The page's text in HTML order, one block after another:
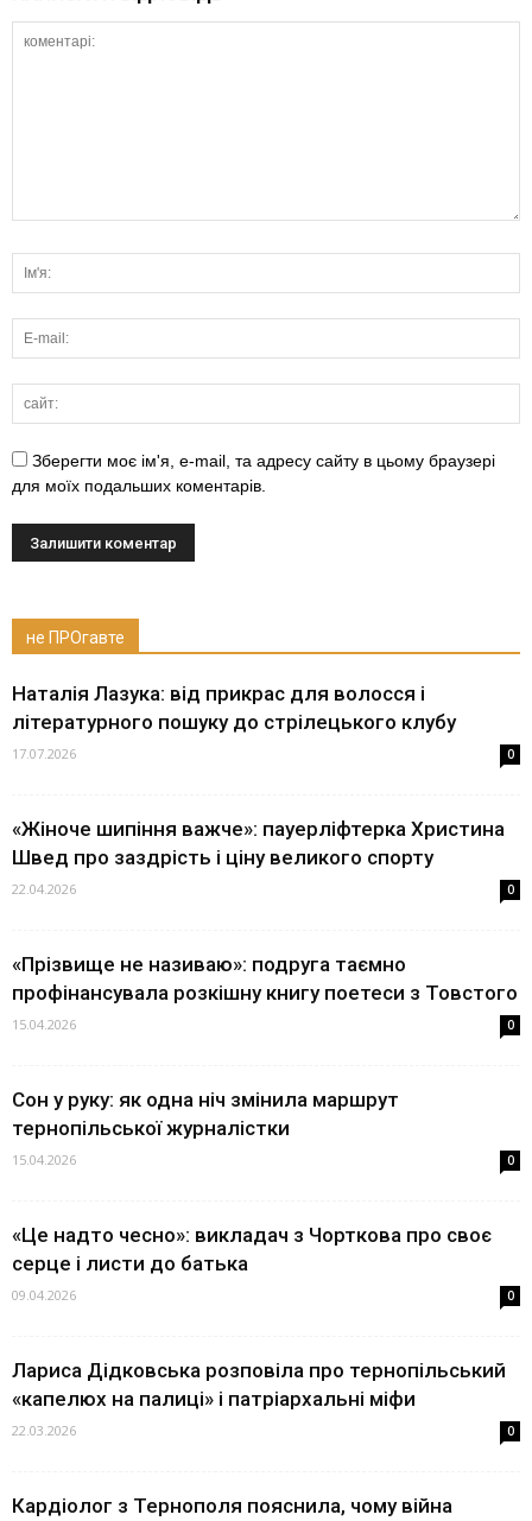
Зберегти моє ім'я, e-mail, та адресу сайту в цьому браузері
для моїх подальших коментарів.
не ПРОгавте
Наталія Лазука: від прикрас для волосся і
літературного пошуку до стрілецького клубу
17.07.2026 0
«Жіноче шипіння важче»: пауерліфтерка Христина
Швед про заздрість і ціну великого спорту
22.04.2026 0
«Прізвище не називаю»: подруга таємно
профінансувала розкішну книгу поетеси з Товстого
15.04.2026 0
Сон у руку: як одна ніч змінила маршрут
тернопільської журналістки
15.04.2026 0
«Це надто чесно»: викладач з Чорткова про своє
серце і листи до батька
09.04.2026 0
Лариса Дідковська розповіла про тернопільський
«капелюх на палиці» і патріархальні міфи
22.03.2026 0
Кардіолог з Тернополя пояснила, чому війна